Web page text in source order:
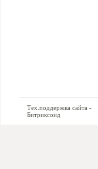
Тех.поддержка сайта -
Битриксоид